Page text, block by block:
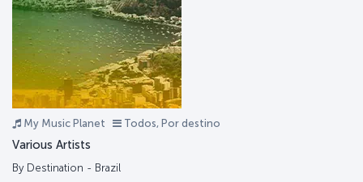
My Music Planet Todos, Por destino
Various Artists
By Destination - Brazil